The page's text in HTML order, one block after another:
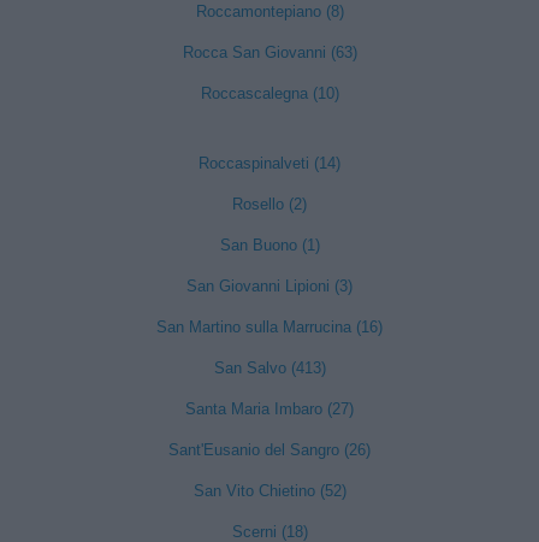
Roccamontepiano (8)
Rocca San Giovanni (63)
Roccascalegna (10)
Roccaspinalveti (14)
Rosello (2)
San Buono (1)
San Giovanni Lipioni (3)
San Martino sulla Marrucina (16)
San Salvo (413)
Santa Maria Imbaro (27)
Sant'Eusanio del Sangro (26)
San Vito Chietino (52)
Scerni (18)